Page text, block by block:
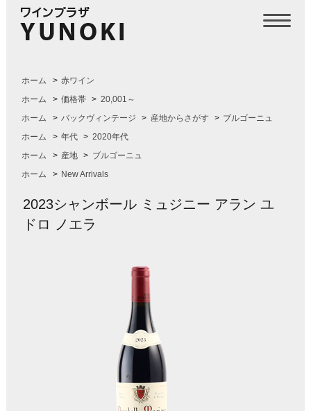
ホーム > 赤ワイン
ホーム
> 価格帯 > 20,001～
ホーム
> バックヴィンテージ > 産地からさがす > ブルゴーニュ
ホーム
> 年代 > 2020年代
ホーム
> 産地 > ブルゴーニュ
ホーム
> New Arrivals
2023シャンボール ミュジニー アラン ユ
ドロ ノエラ